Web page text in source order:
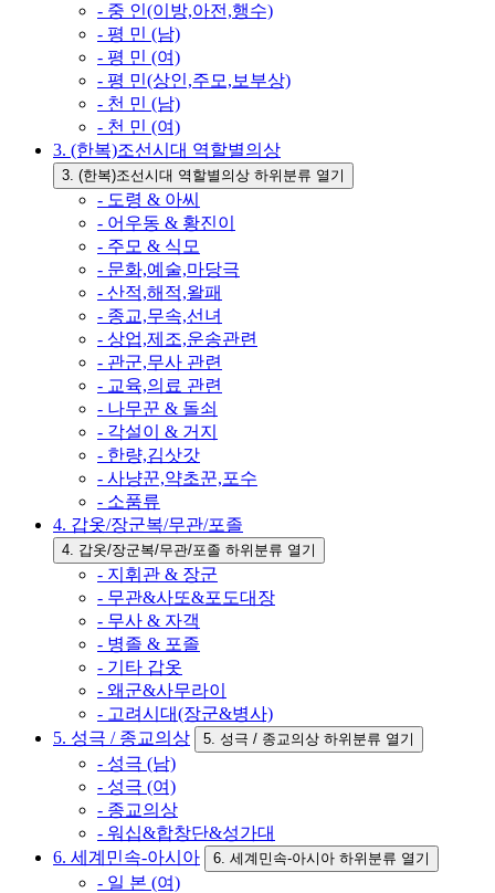
- 중 인(이방,아전,행수)
- 평 민 (남)
- 평 민 (여)
- 평 민(상인,주모,보부상)
- 천 민 (남)
- 천 민 (여)
3. (한복)조선시대 역할별의상
3. (한복)조선시대 역할별의상 하위분류 열기
- 도령 & 아씨
- 어우동 & 황진이
- 주모 & 식모
- 문화,예술,마당극
- 산적,해적,왈패
- 종교,무속,선녀
- 상업,제조,운송관련
- 관군,무사 관련
- 교육,의료 관련
- 나무꾼 & 돌쇠
- 각설이 & 거지
- 한량,김삿갓
- 사냥꾼,약초꾼,포수
- 소품류
4. 갑옷/장군복/무관/포졸
4. 갑옷/장군복/무관/포졸 하위분류 열기
- 지휘관 & 장군
- 무관&사또&포도대장
- 무사 & 자객
- 병졸 & 포졸
- 기타 갑옷
- 왜군&사무라이
- 고려시대(장군&병사)
5. 성극 / 종교의상
5. 성극 / 종교의상 하위분류 열기
- 성극 (남)
- 성극 (여)
- 종교의상
- 워십&합창단&성가대
6. 세계민속-아시아
6. 세계민속-아시아 하위분류 열기
- 일 본 (여)